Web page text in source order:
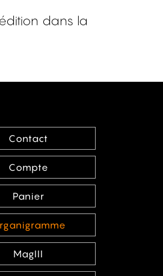
dans la
Contact
Compte
Panier
MagIII